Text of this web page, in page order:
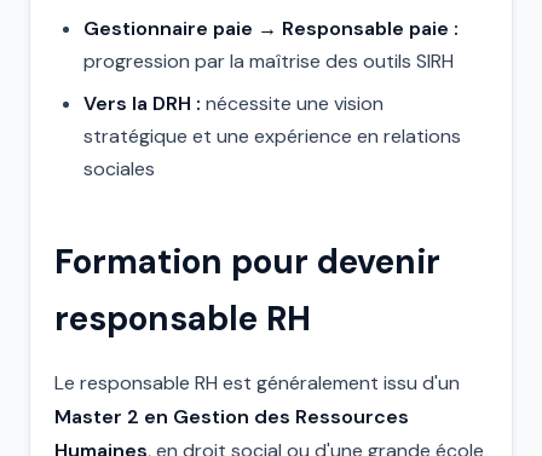
Gestionnaire paie → Responsable paie :
progression par la maîtrise des outils SIRH
Vers la DRH : nécessite une vision
stratégique et une expérience en relations
sociales
Formation pour devenir
responsable RH
Le responsable RH est généralement issu d'un
Master 2 en Gestion des Ressources
Humaines, en droit social ou d'une grande école